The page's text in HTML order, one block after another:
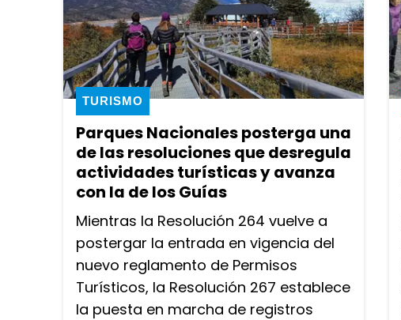
Parques Nacionales posterga una
de las resoluciones que desregula
actividades turísticas y avanza
con la de los Guías
TURISMO
Mientras la Resolución 264 vuelve a
postergar la entrada en vigencia del
nuevo reglamento de Permisos
Turísticos, la Resolución 267 establece
la puesta en marcha de registros